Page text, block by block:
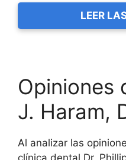
LEER
Opiniones
J. Haram,
Al analizar las
clínica dental Dr.